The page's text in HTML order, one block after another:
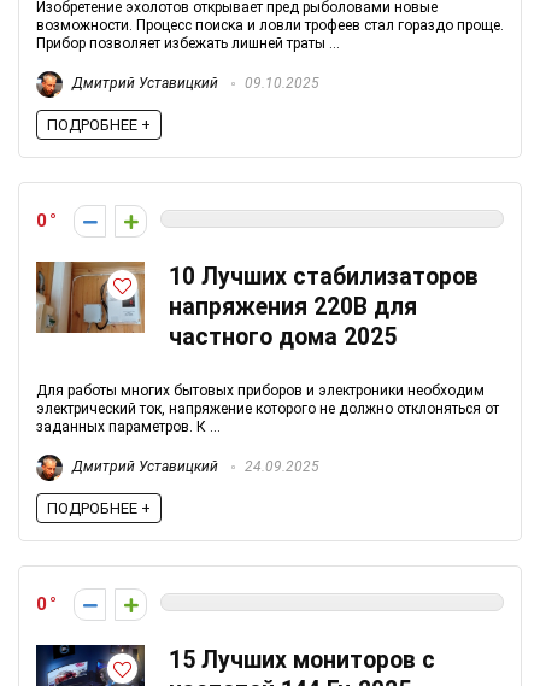
Изобретение эхолотов открывает пред рыболовами новые
возможности. Процесс поиска и ловли трофеев стал гораздо проще.
Прибор позволяет избежать лишней траты ...
Дмитрий Уставицкий 09.10.2025
ПОДРОБНЕЕ +
0
10 Лучших стабилизаторов
напряжения 220В для
частного дома 2025
Для работы многих бытовых приборов и электроники необходим
электрический ток, напряжение которого не должно отклоняться от
заданных параметров. К ...
Дмитрий Уставицкий 24.09.2025
ПОДРОБНЕЕ +
0
15 Лучших мониторов с